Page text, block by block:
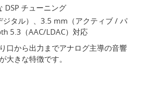
DSP チューニング
ジタル）、3.5 mm（アクティブ / パ
5.3（AAC/LDAC）対応
口から出力までアナログ主導の音響
大きな特徴です。